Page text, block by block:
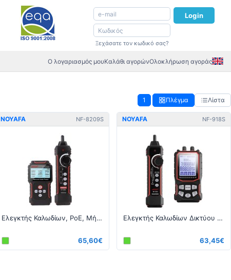
Login
Ξεχάσατε τον κωδικό σας?
Ο λογαριασμός μουΚαλάθι αγορώνΟλοκλήρωση αγοράς
1 Πλέγμα Λίστα
NOYAFA NF-8209S
Ελεγκτής Καλωδίων, PoE, Μήκους και Κατανάλωσης - RJ45
65,60€
NOYAFA NF-918S
Ελεγκτής Καλωδίων Δικτύου με Οπτικό Μετρητή Ισχύος 6 μήκων κύματος και Οπτικό Εντοπιστή Σφαλμάτων (VFL)
63,45€